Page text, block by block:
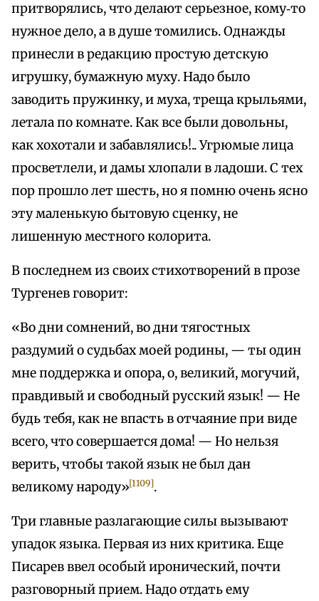
притворялись, что делают серьезное, кому‑то
нужное дело, а в душе томились. Однажды
принесли в редакцию простую детскую
игрушку, бумажную муху. Надо было
заводить пружинку, и муха, треща крыльями,
летала по комнате. Как все были довольны,
как хохотали и забавлялись!.. Угрюмые лица
просветлели, и дамы хлопали в ладоши. С тех
пор прошло лет шесть, но я помню очень ясно
эту маленькую бытовую сценку, не
лишенную местного колорита.
В последнем из своих стихотворений в прозе
Тургенев говорит:
«Во дни сомнений, во дни тягостных
раздумий о судьбах моей родины, — ты один
мне поддержка и опора, о, великий, могучий,
правдивый и свободный русский язык! — Не
будь тебя, как не впасть в отчаяние при виде
всего, что совершается дома! — Но нельзя
верить, чтобы такой язык не был дан
великому народу»[1109].
Три главные разлагающие силы вызывают
упадок языка. Первая из них критика. Еще
Писарев ввел особый иронический, почти
разговорный прием. Надо отдать ему